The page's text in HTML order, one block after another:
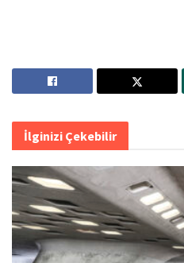
İlginizi Çekebilir